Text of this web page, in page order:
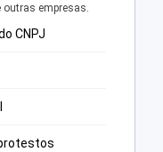
empresas.
CNPJ